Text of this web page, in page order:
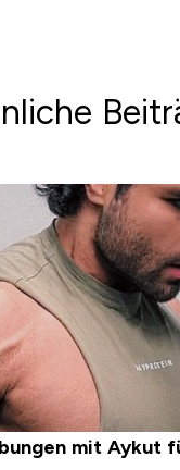
mit Aykut